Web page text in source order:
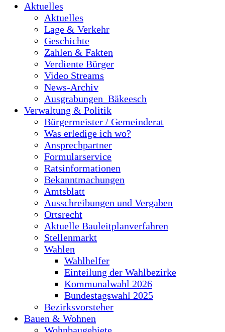
Aktuelles
Aktuelles
Lage & Verkehr
Geschichte
Zahlen & Fakten
Verdiente Bürger
Video Streams
News-Archiv
Ausgrabungen_Bäkeesch
Verwaltung & Politik
Bürgermeister / Gemeinderat
Was erledige ich wo?
Ansprechpartner
Formularservice
Ratsinformationen
Bekanntmachungen
Amtsblatt
Ausschreibungen und Vergaben
Ortsrecht
Aktuelle Bauleitplanverfahren
Stellenmarkt
Wahlen
Wahlhelfer
Einteilung der Wahlbezirke
Kommunalwahl 2026
Bundestagswahl 2025
Bezirksvorsteher
Bauen & Wohnen